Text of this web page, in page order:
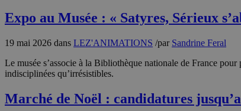
Expo au Musée : « Satyres, Sérieux
19 mai 2026 dans LEZ'ANIMATIONS /par Sandrine Feral
Le musée s’associe à la Bibliothèque nationale de France
indisciplinées qu’irrésistibles.
Marché de Noël : candidatures